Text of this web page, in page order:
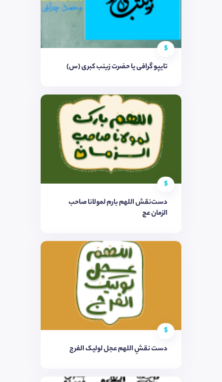
$
تایپو گرافی یا حضرت زینب کبری (س)
$
دست‌نقش اللهم بارم لمولانا صاحب
الزمان عج
$
دست نقشِ اللهم عجل لولیک الفرج